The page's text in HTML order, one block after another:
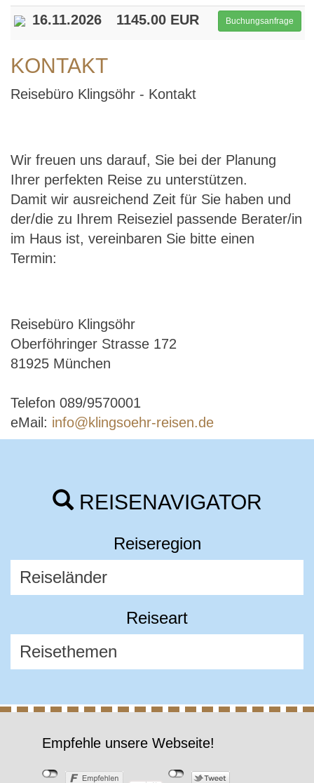
16.11.2026 1145.00 EUR Buchungsanfrage
KONTAKT
Reisebüro Klingsöhr - Kontakt
Wir freuen uns darauf, Sie bei der Planung
Ihrer perfekten Reise zu unterstützen.
Damit wir ausreichend Zeit für Sie haben und
der/die zu Ihrem Reiseziel passende Berater/in
im Haus ist, vereinbaren Sie bitte einen
Termin:
Reisebüro Klingsöhr
Oberföhringer Strasse 172
81925 München
Telefon 089/9570001
eMail: info@klingsoehr-reisen.de
REISENAVIGATOR
Reiseregion
Reiseart
Empfehle unsere Webseite!